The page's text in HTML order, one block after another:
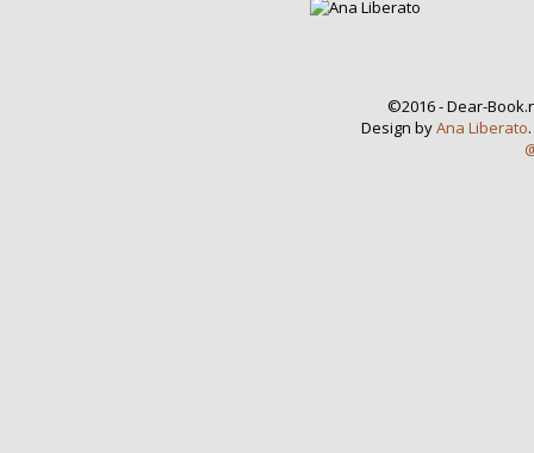
©2016 - Dear-
Design byAna Liberato